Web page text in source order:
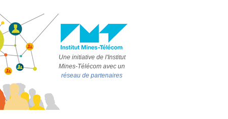
Une initiative de l'Institut
Mines-Télécom avec un
réseau de partenaires